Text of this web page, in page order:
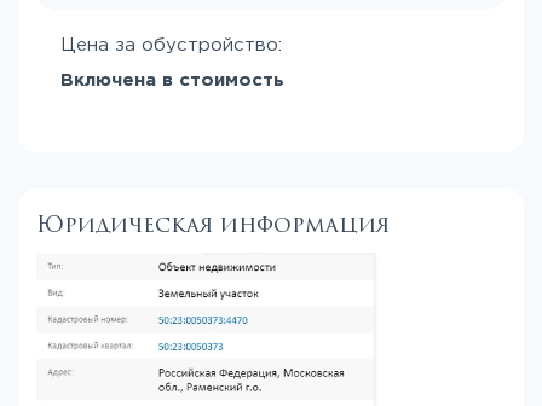
Цена за обустройство:
Включена в стоимость
Юридическая информация